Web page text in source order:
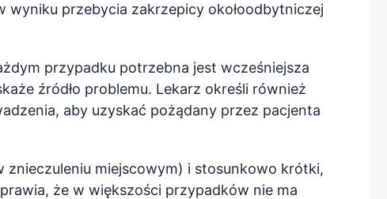
wyniku przebycia zakrzepicy okołoodbytniczej
przypadku potrzebna jest wcześniejsza
źródło problemu. Lekarz określi również
aby uzyskać pożądany przez pacjenta
miejscowym) i stosunkowo krótki,
że w większości przypadków nie ma